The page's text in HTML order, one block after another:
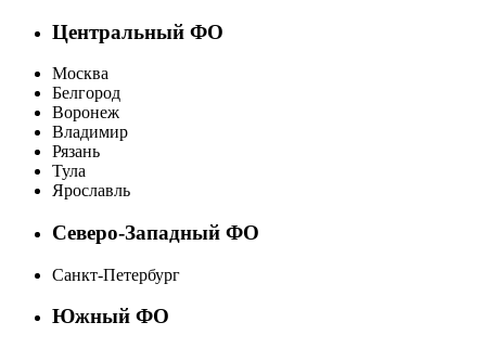
Центральный ФО
Москва
Белгород
Воронеж
Владимир
Рязань
Тула
Ярославль
Северо-Западный ФО
Санкт-Петербург
Южный ФО